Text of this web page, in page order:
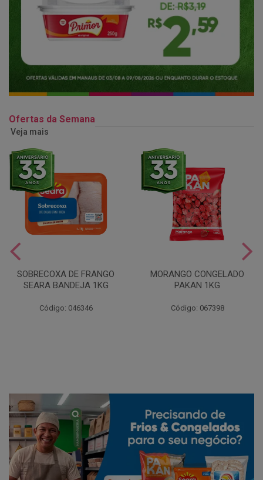
Ofertas da Semana
Veja mais
SOBRECOXA DE FRANGO
SEARA BANDEJA 1KG
Código: 046346
MORANGO CONGELADO
PAKAN 1KG
Código: 067398